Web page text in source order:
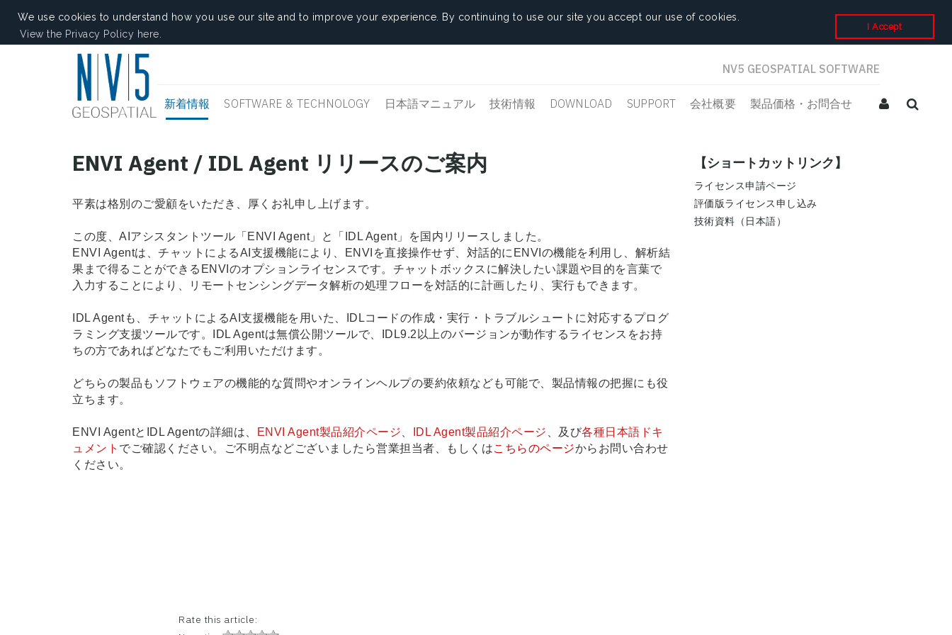
We use cookies to understand how you use our site and to improve your experience. By continuing to use our site you accept our use of cookies.
View the Privacy Policy here.
I Accept
NV5 GEOSPATIAL SOFTWARE
新着情報 SOFTWARE & TECHNOLOGY 日本語マニュアル 技術情報 DOWNLOAD SUPPORT 会社概要 製品価格・お問合せ
ENVI Agent / IDL Agent リリースのご案内
平素は格別のご愛顧をいただき、厚くお礼申し上げます。
この度、AIアシスタントツール「ENVI Agent」と「IDL Agent」を国内リリースしました。
ENVI Agentは、チャットによるAI支援機能により、ENVIを直接操作せず、対話的にENVIの機能を利用し、解析結
果まで得ることができるENVIのオプションライセンスです。チャットボックスに解決したい課題や目的を言葉で
入力することにより、リモートセンシングデータ解析の処理フローを対話的に計画したり、実行もできます。
IDL Agentも、チャットによるAI支援機能を用いた、IDLコードの作成・実行・トラブルシュートに対応するプログ
ラミング支援ツールです。IDL Agentは無償公開ツールで、IDL9.2以上のバージョンが動作するライセンスをお持
ちの方であればどなたでもご利用いただけます。
どちらの製品もソフトウェアの機能的な質問やオンラインヘルプの要約依頼なども可能で、製品情報の把握にも役
立ちます。
ENVI AgentとIDL Agentの詳細は、 ENVI Agent製品紹介ページ IDL Agent製品紹介ページ 、及び各種日本語ドキ
ュメント でご確認ください。ご不明点などございましたら営業担当者、もしくはこちらのページからお問い合わせ
ください。
Rate this article:
【ショートカットリンク】
ライセンス申請ページ
評価版ライセンス申し込み
技術資料（日本語）